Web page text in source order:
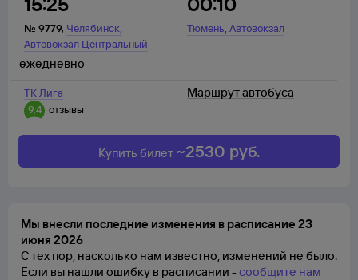
№ 9779, Челябинск,
Автовокзал Центральный
Тюмень,Автовокзал
ТК Лига
9,4 отзывы
ежедневно
Маршрут автобуса
Купить билет ~2530 руб.
Мы внесли последние изменения в расписание 23
июня 2026
С тех пор, насколько нам известно, изменений не было.
Если вы нашли ошибку в расписании -сообщите нам